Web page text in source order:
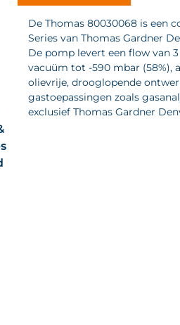
De Thomas 80030068 is een
Series van Thomas Gardner
De pomp levert een flow van
vacuüm tot -590 mbar (58%),
olievrije, drooglopende
gastoepassingen zoals
exclusief Thomas Gardner